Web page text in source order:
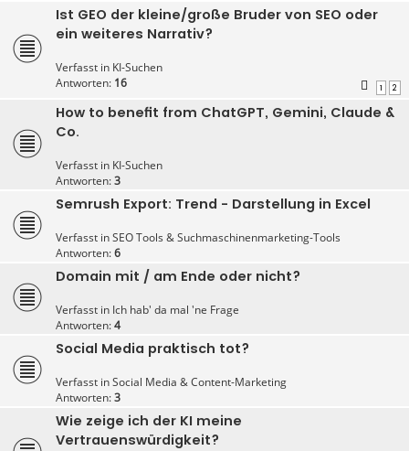
Ist GEO der kleine/große Bruder von SEO oder
ein weiteres Narrativ?
Verfasst in KI-Suchen
Antworten: 16 1 2
How to benefit from ChatGPT, Gemini, Claude &
Co.
Verfasst in KI-Suchen
Antworten:3
Semrush Export: Trend - Darstellung in Excel
Verfasst inSEO Tools & Suchmaschinenmarketing-Tools
Antworten:6
Domain mit / am Ende oder nicht?
Verfasst in Ich hab' da mal 'ne Frage
Antworten:4
Social Media praktisch tot?
Verfasst inSocial Media & Content-Marketing
Antworten:3
Wie zeige ich der KI meine
Vertrauenswürdigkeit?